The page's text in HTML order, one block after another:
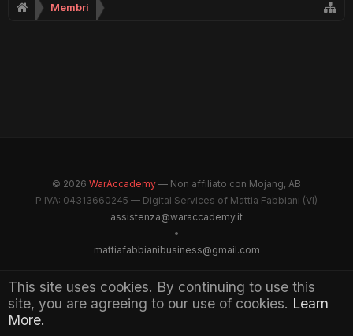
This site uses cookies. By continuing to use this
site, you are agreeing to our use of cookies. Learn
More.
Membri
© 2026 WarAccademy — Non affiliato con Mojang, AB
P.IVA: 04313660245 — Digital Services of Mattia Fabbiani (VI)
assistenza@waraccademy.it
•
mattiafabbianibusiness@gmail.com
@GhostFabbyz
Maintained by WarAccademy Administrators